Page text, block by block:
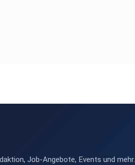
Job-Angebote, Events und mehr.